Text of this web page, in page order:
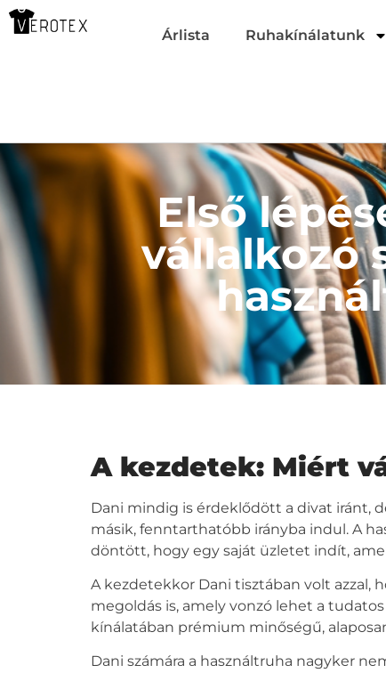
Árlista Ruhakínálatunk
Első
vállalkozó
A kezdetek: Miért
Dani mindig is érdeklődött a divat iránt,
másik, fenntarthatóbb irányba indul. A
döntött, hogy egy saját üzletet indít,
A kezdetekkor Dani tisztában volt azzal,
megoldás is, amely vonzó lehet a tudatos
kínálatában prémium minőségű,
Dani számára a használtruha nagyker